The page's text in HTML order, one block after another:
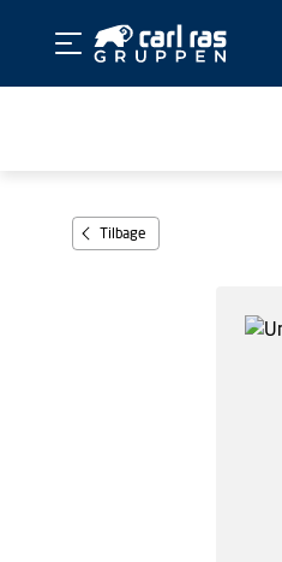
Tilbage